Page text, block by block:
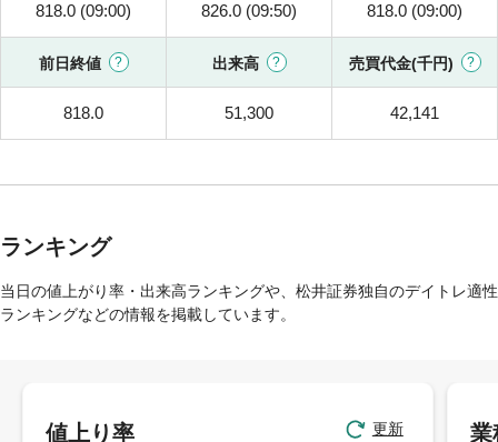
818.0 (09:00) 826.0 (09:50) 818.0 (09:00)
前日終値 出来高 売買代金(千円)
818.0 51,300 42,141
ランキング
当日の値上がり率・出来高ランキングや、松井証券独自のデイトレ適性
ランキングなどの情報を掲載しています。